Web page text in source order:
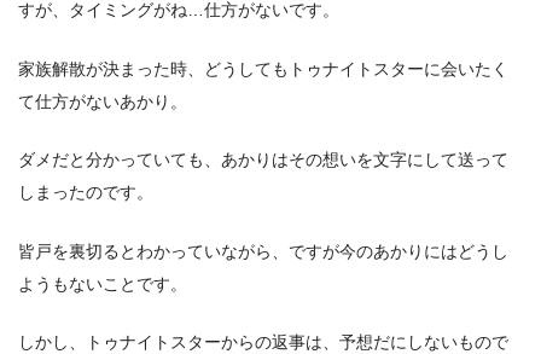
すが、タイミングがね…仕方がないです。
家族解散が決まった時、どうしてもトゥナイトスターに会いたく
て仕方がないあかり。
ダメだと分かっていても、あかりはその想いを文字にして送って
しまったのです。
皆戸を裏切るとわかっていながら、ですが今のあかりにはどうし
ようもないことです。
しかし、トゥナイトスターからの返事は、予想だにしないもので